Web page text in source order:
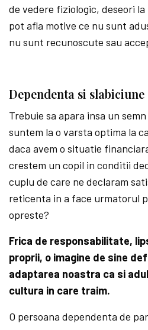
de vedere fiziologic, deseori
pot afla motive ce nu sunt
nu sunt recunoscute sau
Dependenta si
Trebuie sa apara insa un
suntem la o varsta optima la
daca avem o situatie
crestem un copil in conditii
cuplu de care ne declaram
reticenta in a face urmatorul
opreste?
Frica de responsabilitate,
proprii, o imagine de sine
adaptarea noastra ca si
cultura in care traim.
O persoana dependenta de